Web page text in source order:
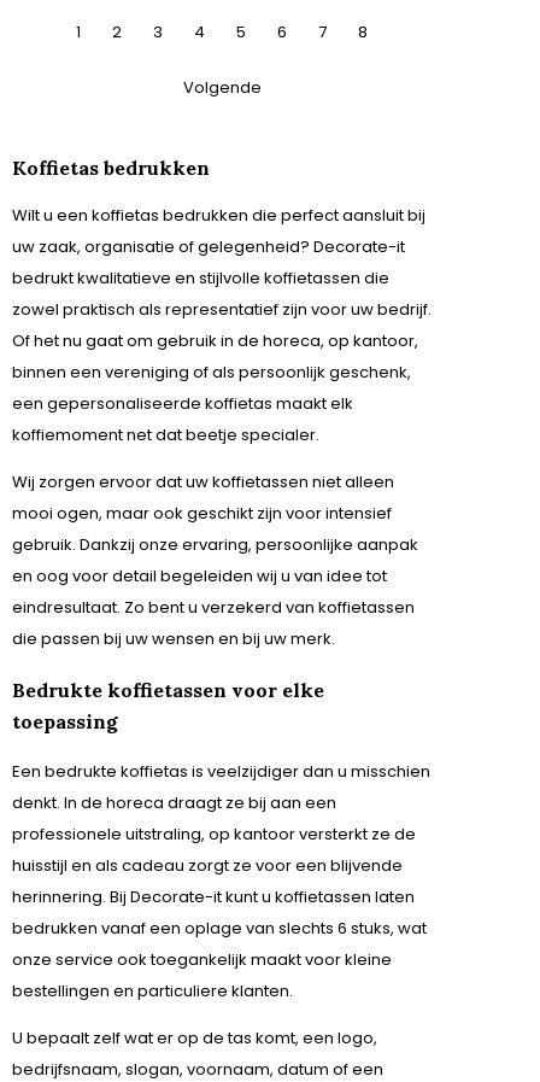
1 2 3 4 5 6 7 8
Volgende
Koffietas bedrukken
Wilt u een koffietas bedrukken die perfect aansluit bij
uw zaak, organisatie of gelegenheid? Decorate-it
bedrukt kwalitatieve en stijlvolle koffietassen die
zowel praktisch als representatief zijn voor uw bedrijf.
Of het nu gaat om gebruik in de horeca, op kantoor,
binnen een vereniging of als persoonlijk geschenk,
een gepersonaliseerde koffietas maakt elk
koffiemoment net dat beetje specialer.
Wij zorgen ervoor dat uw koffietassen niet alleen
mooi ogen, maar ook geschikt zijn voor intensief
gebruik. Dankzij onze ervaring, persoonlijke aanpak
en oog voor detail begeleiden wij u van idee tot
eindresultaat. Zo bent u verzekerd van koffietassen
die passen bij uw wensen en bij uw merk.
Bedrukte koffietassen voor elke
toepassing
Een bedrukte koffietas is veelzijdiger dan u misschien
denkt. In de horeca draagt ze bij aan een
professionele uitstraling, op kantoor versterkt ze de
huisstijl en als cadeau zorgt ze voor een blijvende
herinnering. Bij Decorate-it kunt u koffietassen laten
bedrukken vanaf een oplage van slechts 6 stuks, wat
onze service ook toegankelijk maakt voor kleine
bestellingen en particuliere klanten.
U bepaalt zelf wat er op de tas komt, een logo,
bedrijfsnaam, slogan, voornaam, datum of een